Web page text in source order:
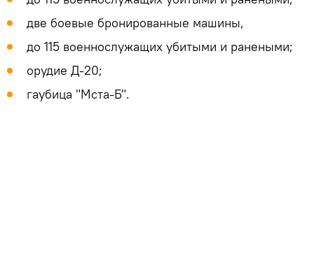
две боевые бронированные машины,
до 115 военнослужащих убитыми и ранеными;
орудие Д-20;
гаубица "Мста-Б".